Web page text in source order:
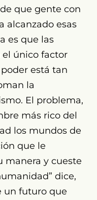
que gente con
alcanzado esas
es que las
único factor
está tan
la
El problema,
más rico del
los mundos de
que le
manera y cueste
dice,
un futuro que